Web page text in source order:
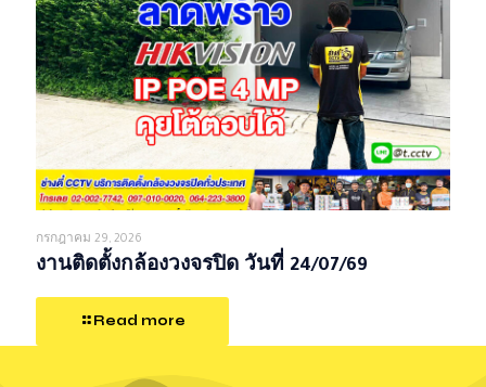
กรกฎาคม 29, 2026
งานติดตั้งกล้องวงจรปิด วันที่ 24/07/69
Read more